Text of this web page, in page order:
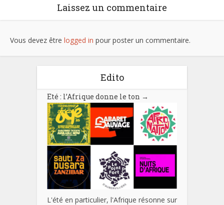
Laissez un commentaire
Vous devez être logged in pour poster un commentaire.
Edito
Eté : l’Afrique donne le ton →
L'été en particulier, l'Afrique résonne sur